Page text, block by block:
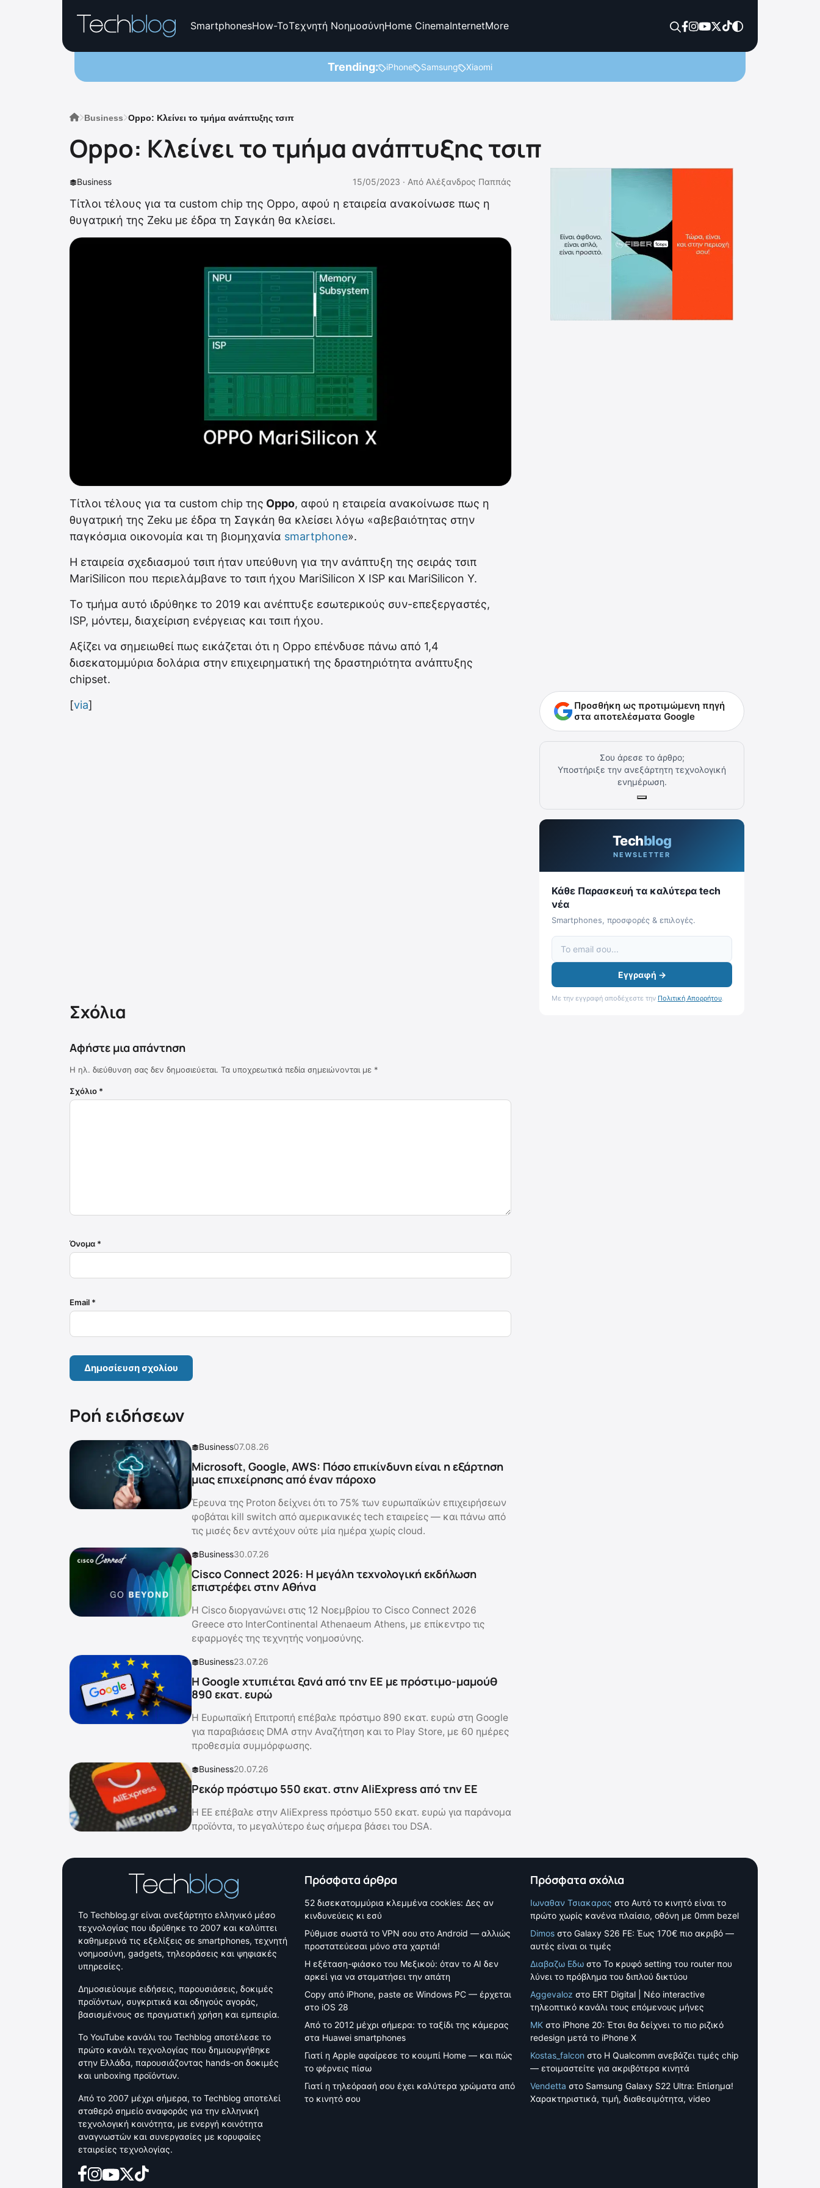
SmartphonesHow-ToΤεχνητή ΝοημοσύνηHome CinemaInternetMore
Trending: iPhone Samsung Xiaomi
Business Oppo: Κλείνει το τμήμα ανάπτυξης τσιπ
Oppo: Κλείνει το τμήμα ανάπτυξης τσιπ
Business 15/05/2023 · Από Αλέξανδρος Παππάς
Τίτλοι τέλους για τα custom chip της Oppo, αφού η εταιρεία ανακοίνωσε πως η
θυγατρική της Zeku με έδρα τη Σαγκάη θα κλείσει.
Τίτλοι τέλους για τα custom chip της Oppo, αφού η εταιρεία ανακοίνωσε πως η
θυγατρική της Zeku με έδρα τη Σαγκάη θα κλείσει λόγω «αβεβαιότητας στην
παγκόσμια οικονομία και τη βιομηχανία smartphone».
Η εταιρεία σχεδιασμού τσιπ ήταν υπεύθυνη για την ανάπτυξη της σειράς τσιπ
MariSilicon που περιελάμβανε το τσιπ ήχου MariSilicon X ISP και MariSilicon Y.
Το τμήμα αυτό ιδρύθηκε το 2019 και ανέπτυξε εσωτερικούς συν-επεξεργαστές,
ISP, μόντεμ, διαχείριση ενέργειας και τσιπ ήχου.
Aξίζει να σημειωθεί πως εικάζεται ότι η Oppo επένδυσε πάνω από 1,4
δισεκατομμύρια δολάρια στην επιχειρηματική της δραστηριότητα ανάπτυξης
chipset.
[via]
Σχόλια
Αφήστε μια απάντηση
Η ηλ. διεύθυνση σας δεν δημοσιεύεται. Τα υποχρεωτικά πεδία σημειώνονται με *
Σχόλιο *
Όνομα *
Email *
Ροή ειδήσεων
Business07.08.26
Microsoft, Google, AWS: Πόσο επικίνδυνη είναι η εξάρτηση
μιας επιχείρησης από έναν πάροχο
Έρευνα της Proton δείχνει ότι το 75% των ευρωπαϊκών επιχειρήσεων
φοβάται kill switch από αμερικανικές tech εταιρείες — και πάνω από
τις μισές δεν αντέχουν ούτε μία ημέρα χωρίς cloud.
Business30.07.26
Cisco Connect 2026: Η μεγάλη τεχνολογική εκδήλωση
επιστρέφει στην Αθήνα
Η Cisco διοργανώνει στις 12 Νοεμβρίου το Cisco Connect 2026
Greece στο InterContinental Athenaeum Athens, με επίκεντρο τις
εφαρμογές της τεχνητής νοημοσύνης.
Business23.07.26
Η Google χτυπιέται ξανά από την ΕΕ με πρόστιμο-μαμούθ
890 εκατ. ευρώ
Η Ευρωπαϊκή Επιτροπή επέβαλε πρόστιμο 890 εκατ. ευρώ στη Google
για παραβιάσεις DMA στην Αναζήτηση και το Play Store, με 60 ημέρες
προθεσμία συμμόρφωσης.
Business20.07.26
Ρεκόρ πρόστιμο 550 εκατ. στην AliExpress από την ΕΕ
Η ΕΕ επέβαλε στην AliExpress πρόστιμο 550 εκατ. ευρώ για παράνομα
προϊόντα, το μεγαλύτερο έως σήμερα βάσει του DSA.
Προσθήκη ως προτιμώμενη πηγή
στα αποτελέσματα Google
Σου άρεσε το άρθρο;
Υποστήριξε την ανεξάρτητη τεχνολογική
ενημέρωση.
Techblog
NEWSLETTER
Κάθε Παρασκευή τα καλύτερα tech
νέα
Smartphones, προσφορές & επιλογές.
Εγγραφή →
Με την εγγραφή αποδέχεστε την Πολιτική Απορρήτου.
Το Techblog.gr είναι ανεξάρτητο ελληνικό μέσο
τεχνολογίας που ιδρύθηκε το 2007 και καλύπτει
καθημερινά τις εξελίξεις σε smartphones, τεχνητή
νοημοσύνη, gadgets, τηλεοράσεις και ψηφιακές
υπηρεσίες.
Δημοσιεύουμε ειδήσεις, παρουσιάσεις, δοκιμές
προϊόντων, συγκριτικά και οδηγούς αγοράς,
βασισμένους σε πραγματική χρήση και εμπειρία.
Το YouTube κανάλι του Techblog αποτέλεσε το
πρώτο κανάλι τεχνολογίας που δημιουργήθηκε
στην Ελλάδα, παρουσιάζοντας hands-on δοκιμές
και unboxing προϊόντων.
Από το 2007 μέχρι σήμερα, το Techblog αποτελεί
σταθερό σημείο αναφοράς για την ελληνική
τεχνολογική κοινότητα, με ενεργή κοινότητα
αναγνωστών και συνεργασίες με κορυφαίες
εταιρείες τεχνολογίας.
Πρόσφατα άρθρα
52 δισεκατομμύρια κλεμμένα cookies: Δες αν
κινδυνεύεις κι εσύ
Ρύθμισε σωστά το VPN σου στο Android — αλλιώς
προστατεύεσαι μόνο στα χαρτιά!
Η εξέταση-φιάσκο του Μεξικού: όταν το AI δεν
αρκεί για να σταματήσει την απάτη
Copy από iPhone, paste σε Windows PC — έρχεται
στο iOS 28
Από το 2012 μέχρι σήμερα: το ταξίδι της κάμερας
στα Huawei smartphones
Γιατί η Apple αφαίρεσε το κουμπί Home — και πώς
το φέρνεις πίσω
Γιατί η τηλεόρασή σου έχει καλύτερα χρώματα από
το κινητό σου
Πρόσφατα σχόλια
Ιωναθαν ΤσιακαραςστοΑυτό το κινητό είναι το
πρώτο χωρίς κανένα πλαίσιο, οθόνη με 0mm bezel
DimosστοGalaxy S26 FE: Έως 170€ πιο ακριβό —
αυτές είναι οι τιμές
Διαβαζω ΕδωστοΤο κρυφό setting του router που
λύνει το πρόβλημα του διπλού δικτύου
Aggevalozστο ERT Digital | Νέο interactive
τηλεοπτικό κανάλι τους επόμενους μήνες
MKστο iPhone 20: Έτσι θα δείχνει το πιο ριζικό
redesign μετά το iPhone X
Kostas_falconστο Η Qualcomm ανεβάζει τιμές chip
— ετοιμαστείτε για ακριβότερα κινητά
Vendettaστο Samsung Galaxy S22 Ultra: Επίσημα!
Χαρακτηριστικά, τιμή, διαθεσιμότητα, video